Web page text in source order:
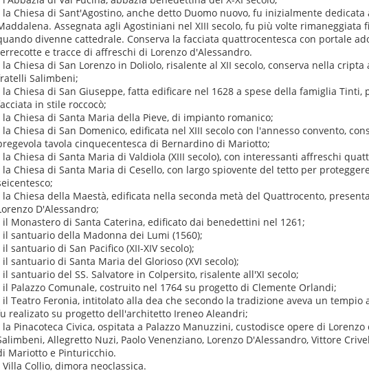
la Chiesa di Sant'Agostino, anche detto Duomo nuovo, fu inizialmente dedicata
Assegnata agli Agostiniani nel XIII secolo, fu più volte rimaneggiata
divenne cattedrale. Conserva la facciata quattrocentesca con portale
e tracce di affreschi di Lorenzo d'Alessandro.
la Chiesa di San Lorenzo in Doliolo, risalente al XII secolo, conserva nella
Salimbeni;
la Chiesa di San Giuseppe, fatta edificare nel 1628 a spese della famiglia Tinti,
in stile roccocò;
la Chiesa di Santa Maria della Pieve, di impianto romanico;
la Chiesa di San Domenico, edificata nel XIII secolo con l'annesso convento,
tavola cinquecentesca di Bernardino di Mariotto;
la Chiesa di Santa Maria di Valdiola (XIII secolo), con interessanti affreschi
la Chiesa di Santa Maria di Cesello, con largo spiovente del tetto per
la Chiesa della Maestà, edificata nella seconda metà del Quattrocento,
D'Alessandro;
il Monastero di Santa Caterina, edificato dai benedettini nel 1261;
il santuario della Madonna dei Lumi (1560);
il santuario di San Pacifico (XII-XIV secolo);
il santuario di Santa Maria del Glorioso (XVI secolo);
il santuario del SS. Salvatore in Colpersito, risalente all'XI secolo;
il Palazzo Comunale, costruito nel 1764 su progetto di Clemente Orlandi;
il Teatro Feronia, intitolato alla dea che secondo la tradizione aveva un tempio
realizato su progetto dell'architetto Ireneo Aleandri;
la Pinacoteca Civica, ospitata a Palazzo Manuzzini, custodisce opere di Lorenzo
Allegretto Nuzi, Paolo Venenziano, Lorenzo D'Alessandro, Vittore
Mariotto e Pinturicchio.
Villa Collio, dimora neoclassica.